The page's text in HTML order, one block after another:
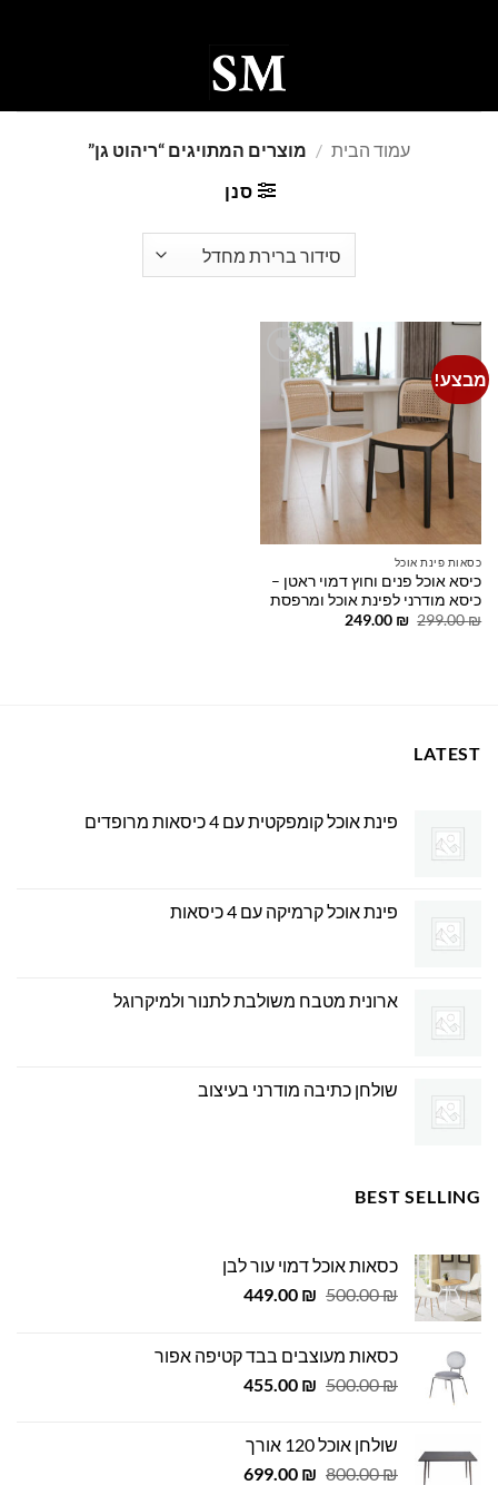
עמוד הבית / מוצרים המתויגים “ריהוט גן”
סנן
מבצע!
Add to
wishlist
כסאות פינת אוכל
כיסא אוכל פנים וחוץ דמוי ראטן –
כיסא מודרני לפינת אוכל ומרפסת
299.00₪
המחיר
249.00 ₪
המחיר
LATEST
פינת אוכל קומפקטית עם 4 כיסאות מרופדים
פינת אוכל קרמיקה עם 4 כיסאות
ארונית מטבח משולבת לתנור ולמיקרוגל
שולחן כתיבה מודרני בעיצוב
BEST SELLING
כסאות אוכל דמוי עור לבן
500.00₪
המחיר
500.00 ₪.
449.00 ₪
המחיר
449.00 ₪.
כסאות מעוצבים בבד קטיפה אפור
500.00₪
המחיר
500.00 ₪.
455.00 ₪
המחיר
שולחן אוכל 120 אורך
800.00₪
המחיר
699.00 ₪
המחיר